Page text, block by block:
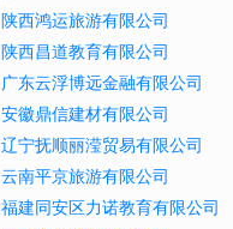
陕西鸿运旅游有限公司
陕西昌道教育有限公司
广东云浮博远金融有限公司
安徽鼎信建材有限公司
辽宁抚顺丽滢贸易有限公司
云南平京旅游有限公司
福建同安区力诺教育有限公司